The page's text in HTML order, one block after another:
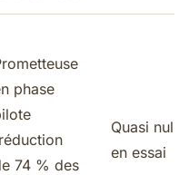
phase
74 % des
Quasi nulle
en essai